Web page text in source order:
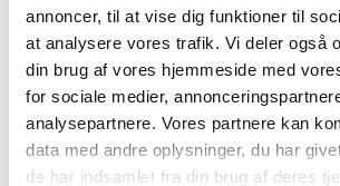
annoncer, til at vise dig funktioner til
at analysere vores trafik. Vi deler også
din brug af vores hjemmeside med
for sociale medier,
analysepartnere. Vores partnere kan
data med andre oplysninger, du har
de har indsamlet fra din brug af deres
Årsrapport 2016 - Kliniske forsøg
lægemidler
| 24. maj 2017
Lægemiddelstyrelsen modtog sidste år
om kliniske forsøg med lægemidler. Det